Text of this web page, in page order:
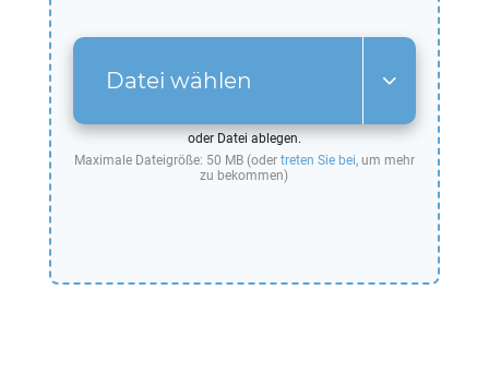
Datei wählen
oder Datei ablegen.
Maximale Dateigröße: 50 MB (oder treten Sie bei, um mehr
zu bekommen)